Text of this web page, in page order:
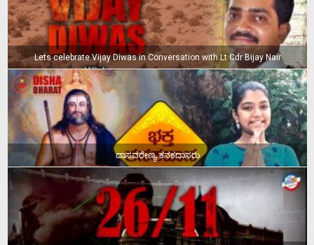
Lets celebrate Vijay Diwas in Conversation with Lt Cdr Bijay Nair
ದಾಸವರೇಣ್ಯ ಕನಕದಾಸರು